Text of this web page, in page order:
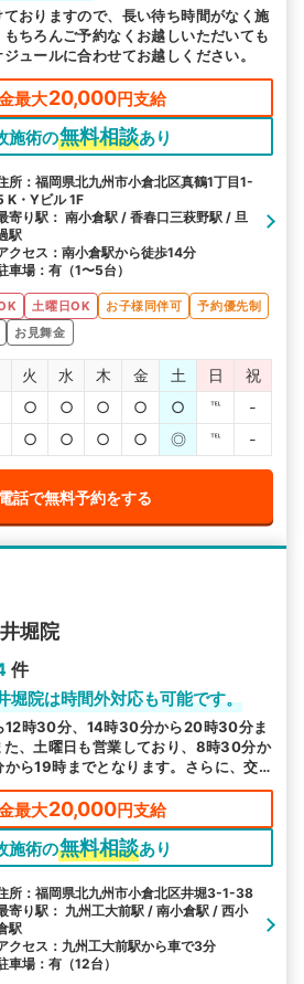
院名から探す
おりますので、長い待ち時間がなく施
ちろんご予約なくお越しいただいても
ュールに合わせてお越しください。
最大20,000円支給
施術の無料相談あり
所：福岡県北九州市小倉北区真鶴1丁目1-
K・Yビル 1F
寄り駅： 南小倉駅 / 香春口三萩野駅 / 旦
駅
クセス：南小倉駅から徒歩14分
車場：有（1〜5台）
土曜日OK お子様同伴可
予約優先制
お見舞金
火 水 木 金 土 日
祝
○ ○ ○ ○ ○ ℡
-
○ ○ ○ ○ ◎ ℡ -
電話で無料予約をする
堀院
件
院は時間外対応も可能です。
12時30分、14時30分から20時30分ま
、土曜日も営業しており、8時30分か
ら19時までとなります。さらに、交
8時30分から12時30分まで対応可能で
最大20,000円支給
施術の無料相談あり
所：福岡県北九州市小倉北区井堀3-1-38
寄り駅： 九州工大前駅 / 南小倉駅 / 西小
駅
クセス：九州工大前駅から車で3分
車場：有（12台）